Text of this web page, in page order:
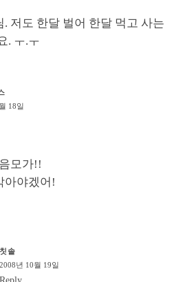
. 저도 한달 벌어 한달 먹고 사는
. ㅜ.ㅜ
18일
모가!!
아야겠어!
칫솔
2008년 10월 19일